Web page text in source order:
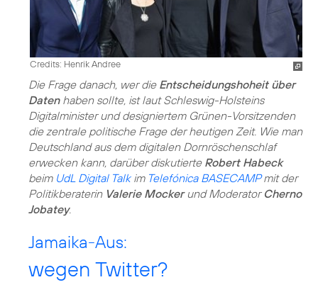
Credits: Henrik Andree
Die Frage danach, wer die Entscheidungshoheit über
Datenhaben sollte, ist laut Schleswig-Holsteins
Digitalminister und designiertem Grünen-Vorsitzenden
die zentrale politische Frage der heutigen Zeit. Wie man
Deutschland aus dem digitalen Dornröschenschlaf
erwecken kann, darüber diskutierte Robert Habeck
beim UdL Digital Talkim Telefónica BASECAMPmit der
Politikberaterin Valerie Mockerund Moderator Cherno
Jobatey.
Jamaika-Aus:
wegen Twitter?